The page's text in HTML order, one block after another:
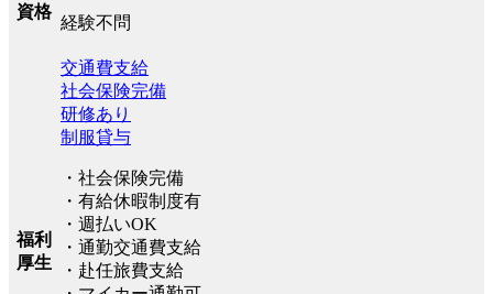
資格
経験不問
福利
厚生
交通費支給
社会保険完備
研修あり
制服貸与
・社会保険完備
・有給休暇制度有
・週払いOK
・通勤交通費支給
・赴任旅費支給